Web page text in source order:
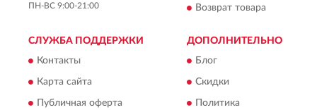
ПН-ВС 9:00-21:00 Возврат товара
СЛУЖБА ПОДДЕРЖКИ
Контакты
Карта сайта
Публичная оферта
ДОПОЛНИТЕЛЬНО
Блог
Скидки
Политика